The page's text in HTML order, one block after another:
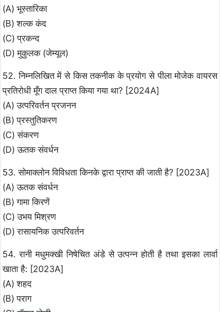
(A) भूस्तारिका
(B) शल्क कंद
(C) प्रकन्द
(D) मुकुलक (जेम्यूल)
52. निम्नलिखित में से किस तकनीक के प्रयोग से पीला मोजेक वायरस
प्रतिरोधी मूँग दाल प्राप्त किया गया था? [2024A]
(A) उत्परिवर्तन प्रजनन
(B) प्रस्तुतिकरण
(C) संकरण
(D) ऊतक संवर्धन
53. सोमाक्लोन विविधता किनके द्वारा प्राप्त की जाती है? [2023A]
(A) ऊतक संवर्धन
(B) गामा किरणें
(C) उभय मिश्रण
(D) रासायनिक उत्परिवर्तन
54. रानी मधुमक्खी निषेचित अंडे से उत्पन्न होती है तथा इसका लार्वा
खाता है: [2023A]
(A) शहद
(B) पराग